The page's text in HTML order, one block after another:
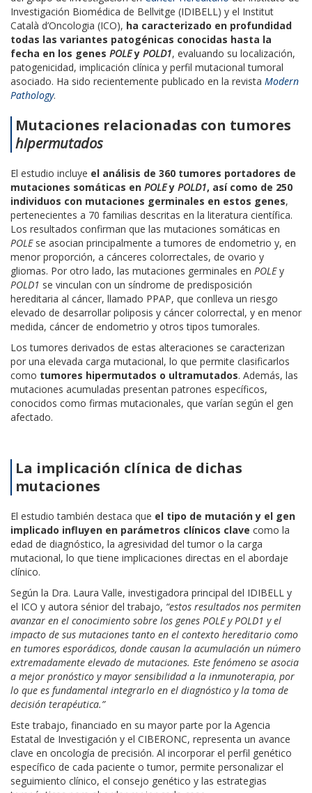
Investigación Biomédica de Bellvitge (IDIBELL) y el Institut
Català d’Oncologia (ICO), ha caracterizado en profundidad
todas las variantes patogénicas conocidas hasta la
fecha en los genes POLEy POLD1, evaluando su localización,
patogenicidad, implicación clínica y perfil mutacional tumoral
asociado. Ha sido recientemente publicado en la revista Modern
Pathology.
Mutaciones relacionadas con tumores
hipermutados
El estudio incluye el análisis de 360 tumores portadores de
mutaciones somáticas en POLEy POLD1, así como de 250
individuos con mutaciones germinales en estos genes,
pertenecientes a 70 familias descritas en la literatura científica.
Los resultados confirman que las mutaciones somáticas en
POLEse asocian principalmente a tumores de endometrio y, en
menor proporción, a cánceres colorrectales, de ovario y
gliomas. Por otro lado, las mutaciones germinales en POLEy
POLD1 se vinculan con un síndrome de predisposición
hereditaria al cáncer, llamado PPAP, que conlleva un riesgo
elevado de desarrollar poliposis y cáncer colorrectal, y en menor
medida, cáncer de endometrio y otros tipos tumorales.
Los tumores derivados de estas alteraciones se caracterizan
por una elevada carga mutacional, lo que permite clasificarlos
como tumores hipermutados o ultramutados. Además, las
mutaciones acumuladas presentan patrones específicos,
conocidos como firmas mutacionales, que varían según el gen
afectado.
La implicación clínica de dichas
mutaciones
El estudio también destaca que el tipo de mutación y el gen
implicado influyen en parámetros clínicos clave como la
edad de diagnóstico, la agresividad del tumor o la carga
mutacional, lo que tiene implicaciones directas en el abordaje
clínico.
Según la Dra. Laura Valle, investigadora principal del IDIBELL y
el ICO y autora sénior del trabajo, “estos resultados nos permiten
avanzar en el conocimiento sobre los genes POLE y POLD1 y el
impacto de sus mutaciones tanto en el contexto hereditario como
en tumores esporádicos, donde causan la acumulación un número
extremadamente elevado de mutaciones. Este fenómeno se asocia
a mejor pronóstico y mayor sensibilidad a la inmunoterapia, por
lo que es fundamental integrarlo en el diagnóstico y la toma de
decisión terapéutica.”
Este trabajo, financiado en su mayor parte por la Agencia
Estatal de Investigación y el CIBERONC, representa un avance
clave en oncología de precisión. Al incorporar el perfil genético
específico de cada paciente o tumor, permite personalizar el
seguimiento clínico, el consejo genético y las estrategias